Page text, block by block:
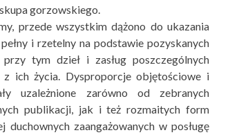
gorzowskiego.
przede wszystkim dążono do ukazania
i rzetelny na podstawie pozyskanych
tym dzieł i zasług poszczególnych
ich życia. Dysproporcje objętościowe i
uzależnione zarówno od zebranych
publikacji, jak i też rozmaitych form
duchownych zaangażowanych w posługę